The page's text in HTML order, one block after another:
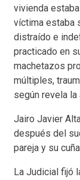
vivienda
víctima estaba
distraído e
practicado en
machetazos
múltiples,
según revela la
Jairo Javier
después del
pareja y su
La Judicial fijó